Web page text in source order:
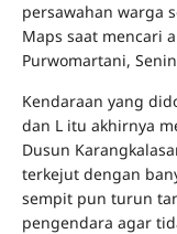
persawahan warga
Maps saat mencari
Purwomartani,
Kendaraan yang
dan L itu akhirnya
Dusun
terkejut dengan
sempit pun turun
pengendara agar